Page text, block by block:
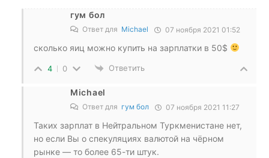
гум бол
Ответ для Michael 07 ноября 2021 01:52
сколько яиц можно купить на зарплатки в 50$
4 0 Ответить
Michael
Ответ для гум бол 07 ноября 2021 11:27
Таких зарплат в Нейтральном Туркменистане нет,
но если Вы о спекуляциях валютой на чёрном
рынке — то более 65-ти штук.